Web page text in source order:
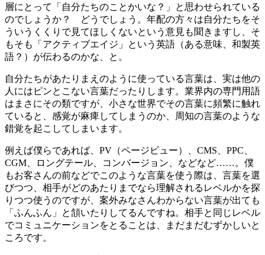
層にとって「自分たちのことかいな？」と思わせられている
のでしょうか？ どうでしょう。年配の方々は自分たちをそ
ういうくくりで見てほしくないという意見も聞きますし、そ
もそも「アクティブエイジ」という英語（ある意味、和製英
語？）が伝わるのかな、と。
自分たちがあたりまえのように使っている言葉は、実は他の
人にはピンとこない言葉だったりします。業界内の専門用語
はまさにその類ですが、小さな世界でその言葉に頻繁に触れ
ていると、感覚が麻痺してしまうのか、周知の言葉のような
錯覚を起こしてしまいます。
例えば僕らであれば、PV（ページビュー）、CMS、PPC、
CGM、ロングテール、コンバージョン、などなど……。僕
もお客さんの前などでこのような言葉を使う際は、言葉を選
びつつ、相手がどのあたりまでなら理解されるレベルかを探
りつつ使うのですが、案外みなさんわからない言葉が出ても
「ふんふん」と頷いたりしてるんですね。相手と同じレベル
でコミュニケーションをとることは、まだまだむずかしいと
ころです。